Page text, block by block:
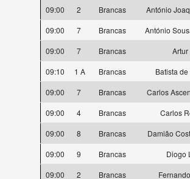
09:00
2 Brancas
António
09:00
7 Brancas
António
09:00
7 Brancas
Artur
09:10
1 A Brancas
Batista
09:00
7 Brancas
Carlos
09:00
4 Brancas
Carlos
09:00
8 Brancas
Damião
09:00
9 Brancas
Diogo
09:00
2 Brancas